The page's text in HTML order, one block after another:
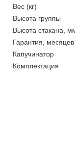
Вес (кг)
Высота группы
Высота стакана,
Гарантия, месяцев
Капучинатор
Комплектация